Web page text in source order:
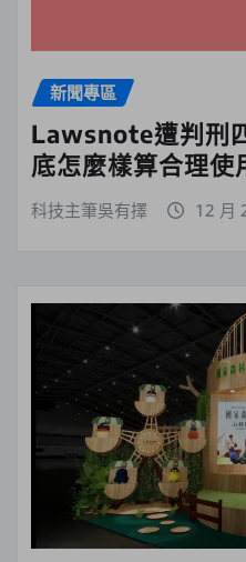
新聞專區
Lawsnote遭判刑
底怎麼樣算合理使
科技主筆吳有擇 12 月